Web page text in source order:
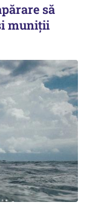
să
muniții